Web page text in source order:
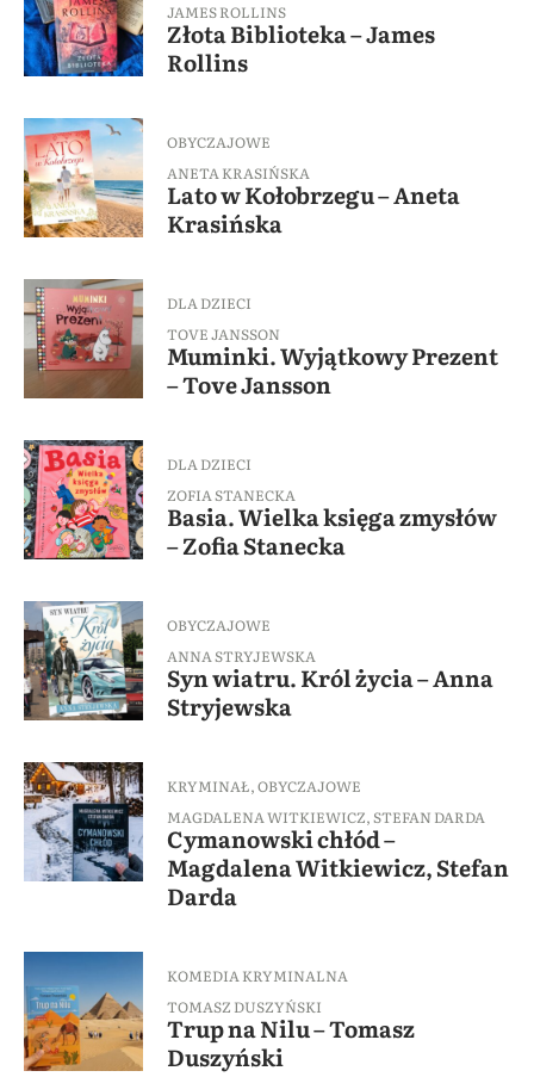
JAMES ROLLINS
Złota Biblioteka – James
Rollins
OBYCZAJOWE
ANETA KRASIŃSKA
Lato w Kołobrzegu – Aneta
Krasińska
DLA DZIECI
TOVE JANSSON
Muminki. Wyjątkowy Prezent
– Tove Jansson
DLA DZIECI
ZOFIA STANECKA
Basia. Wielka księga zmysłów
– Zofia Stanecka
OBYCZAJOWE
ANNA STRYJEWSKA
Syn wiatru. Król życia – Anna
Stryjewska
KRYMINAŁ,OBYCZAJOWE
MAGDALENA WITKIEWICZ,STEFAN DARDA
Cymanowski chłód –
Magdalena Witkiewicz, Stefan
Darda
KOMEDIA KRYMINALNA
TOMASZ DUSZYŃSKI
Trup na Nilu – Tomasz
Duszyński